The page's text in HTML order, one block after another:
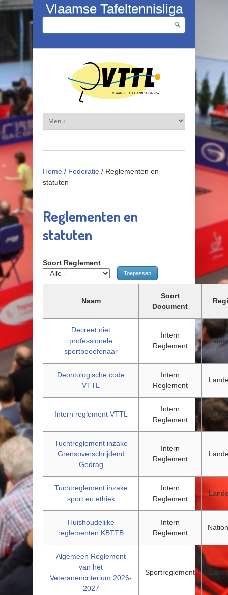
Overslaan en naar de inhoud gaan
Vlaamse Tafeltennisliga
Zoekveld
Home / Federatie / Reglementen en
statuten
Reglementen en
statuten
Soort Reglement
Naam
Soort
Document
Decreet niet
professionele
sportbeoefenaar
Intern
Reglement
Deontologische code
VTTL
Intern
Reglement
Intern reglement VTTL
Intern
Reglement
Tuchtreglement inzake
Grensoverschrijdend
Gedrag
Intern
Reglement
Tuchtreglement inzake
sport en ethiek
Intern
Reglement
Huishoudelijke
reglementen KBTTB
Intern
Reglement
Algemeen Reglement
van het
Veteranencriterium 2026-
2027
Sportreglement